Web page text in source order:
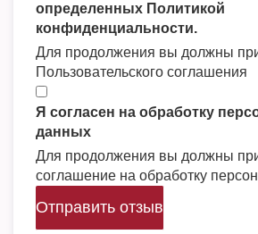
определенных Политикой
конфиденциальности.
Для продолжения вы должны
Пользовательского соглашения
Я согласен на обработку
данных
Для продолжения вы должны
соглашение на обработку
Отправить отзыв